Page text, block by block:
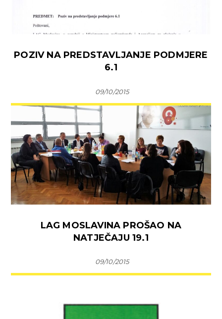
POZIV NA PREDSTAVLJANJE PODMJERE
6.1
09/10/2015
LAG MOSLAVINA PROŠAO NA
NATJEČAJU 19.1
09/10/2015